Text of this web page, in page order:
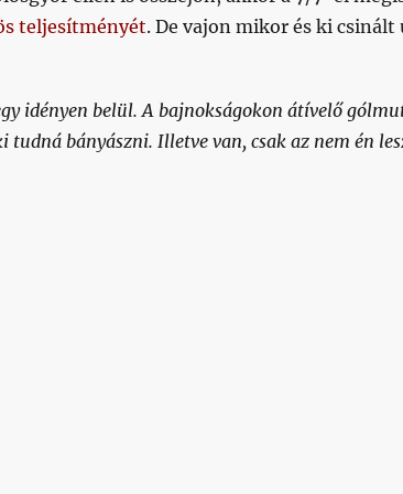
teljesítményét. De vajon mikor és ki csinált
idényen belül. A bajnokságokon átívelő
tudná bányászni. Illetve van, csak az nem én
7/7 már megvan, de mikor volt utoljára 8/